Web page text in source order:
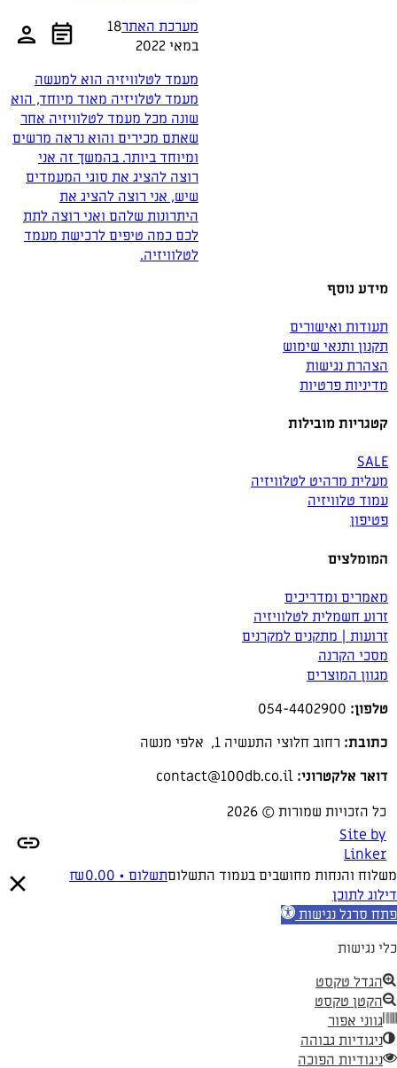
מערכת האתר18
במאי 2022
מעמד לטלוויזיה הוא למעשה
מעמד לטלויזיה מאוד מיוחד, הוא
שונה מכל מעמד לטלוויזיה אחר
שאתם מכירים והוא נראה מרשים
ומיוחד ביותר. בהמשך זה אני
רוצה להציג את סוגי המעמדים
שיש, אני רוצה להציג את
היתרונות שלהם ואני רוצה לתת
לכם כמה טיפים לרכישת מעמד
לטלוויזיה.
מידע נוסף
תעודות ואישורים
תקנון ותנאי שימוש
הצהרת נגישות
מדיניות פרטיות
קטגריות מובילות
SALE
מעלית מרהיט לטלוויזיה
עמוד טלוויזיה
פטיפון
המומלצים
מאמרים ומדריכים
זרוע חשמלית לטלוויזיה
זרועות | מתקנים למקרנים
מסכי הקרנה
מגוון המוצרים
טלפון:
כתובת: רחוב חלוצי התעשיה 1, אלפי מנשה
דואר אלקטרוני:
כל הזכויות שמורות © 2026
Site by
Linker
משלוח והנחות מחושבים בעמוד התשלוםתשלום • ₪0.00
דילוג לתוכן
פתח סרגל נגישות
כלי נגישות
הגדל טקסט
הקטן טקסט
גווני אפור
ניגודיות גבוהה
ניגודיות הפוכה